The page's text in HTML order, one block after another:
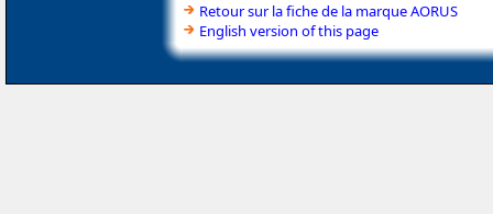
Retour sur la fiche de la marque AORUS
English version of this page